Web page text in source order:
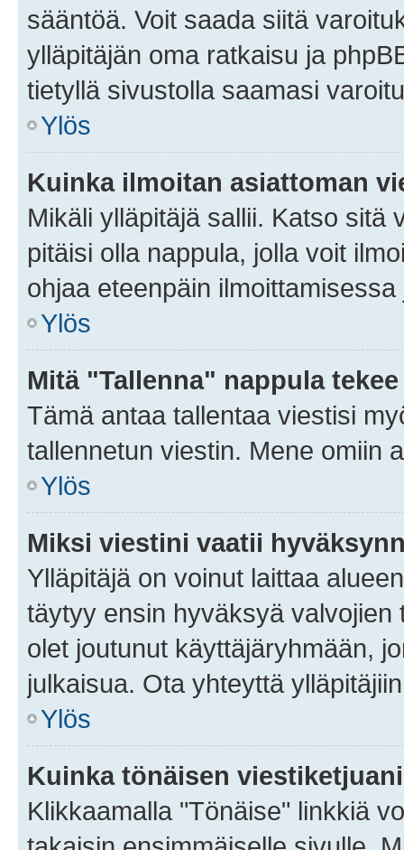
sääntöä. Voit saada siitä
ylläpitäjän oma ratkaisu ja
tietyllä sivustolla saamasi
Ylös
Kuinka ilmoitan asiattoman
Mikäli ylläpitäjä sallii. Katso sitä
pitäisi olla nappula, jolla voit
ohjaa eteenpäin
Ylös
Mitä "Tallenna" nappula
Tämä antaa tallentaa viestisi
tallennetun viestin. Mene omiin
Ylös
Miksi viestini vaatii
Ylläpitäjä on voinut laittaa
täytyy ensin hyväksyä
olet joutunut käyttäjäryhmään,
julkaisua. Ota yhteyttä
Ylös
Kuinka tönäisen
Klikkaamalla "Tönäise" linkkiä